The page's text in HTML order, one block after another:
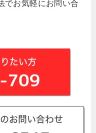
でお気軽にお問い合